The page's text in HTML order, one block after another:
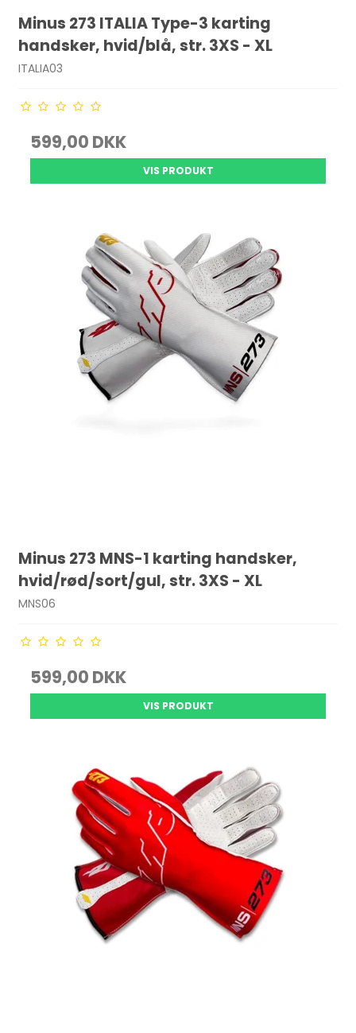
Minus 273 ITALIA Type-3 karting
handsker, hvid/blå, str. 3XS - XL
ITALIA03
599,00 DKK
VIS PRODUKT
Minus 273 MNS-1 karting handsker,
hvid/rød/sort/gul, str. 3XS - XL
MNS06
599,00 DKK
VIS PRODUKT